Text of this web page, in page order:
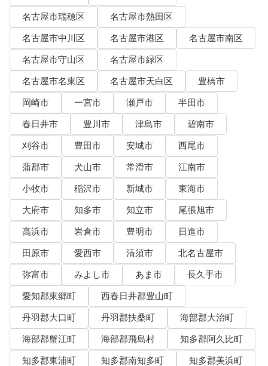
名古屋市瑞穂区
名古屋市熱田区
名古屋市中川区
名古屋市港区
名古屋市南区
名古屋市守山区
名古屋市緑区
名古屋市名東区
名古屋市天白区
豊橋市
岡崎市
一宮市 瀬戸市
半田市
春日井市
豊川市 津島市
碧南市
刈谷市
豊田市 安城市
西尾市
蒲郡市
犬山市 常滑市
江南市
小牧市
稲沢市 新城市
東海市
大府市
知多市 知立市
尾張旭市
高浜市
岩倉市 豊明市
日進市
田原市
愛西市 清須市
北名古屋市
弥富市
みよし市 あま市
長久手市
愛知郡東郷町
西春日井郡豊山町
丹羽郡大口町
丹羽郡扶桑町
海部郡大治町
海部郡蟹江町
海部郡飛島村
知多郡阿久比町
知多郡東浦町
知多郡南知多町
知多郡美浜町